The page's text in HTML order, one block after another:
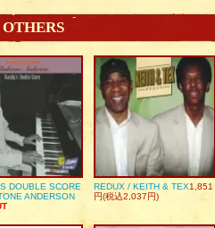
DOUBLE SCORE
ANDERSON
REDUX / KEITH & TEX1,851
円(税込2,037円)